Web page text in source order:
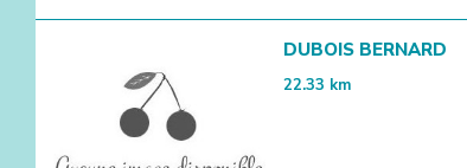
DUBOIS BERNARD
22.33 km
2